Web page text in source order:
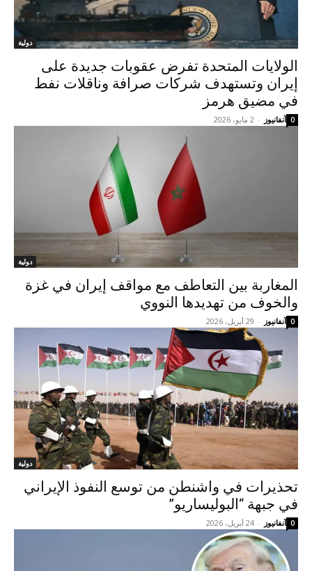
دولية
الولايات المتحدة تفرض عقوبات جديدة على
إيران وتستهدف شركات صرافة وناقلات نفط
في مضيق هرمز
آنفانيوز - 2 مايو، 2026 0
دولية
المغاربة بين التعاطف مع مواقف إيران في غزة
والخوف من تهديدها النووي
آنفانيوز - 29 أبريل، 2026 0
دولية
تحذيرات في واشنطن من توسع النفوذ الإيراني
في جبهة “البوليساريو”
آنفانيوز - 24 أبريل، 2026 0